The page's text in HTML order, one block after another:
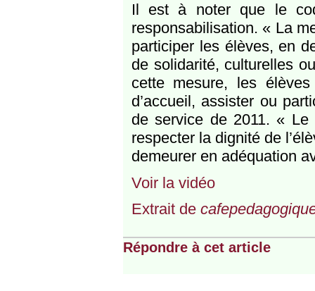
Il est à noter que le
responsabilisation. « La
participer les élèves, en
de solidarité, culturelles
cette mesure, les
d’accueil, assister ou
de service de 2011. «
respecter la dignité de
demeurer en adéquation
Voir la vidéo
Extrait de
Répondre à cet article